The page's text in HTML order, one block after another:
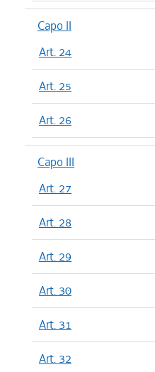
Capo II
Art. 24
Art. 25
Art. 26
Capo III
Art. 27
Art. 28
Art. 29
Art. 30
Art. 31
Art. 32